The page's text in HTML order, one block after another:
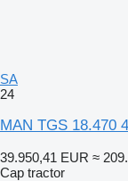
SA
24
MAN TGS 18.470
39.950,41 EUR ≈
Cap tractor